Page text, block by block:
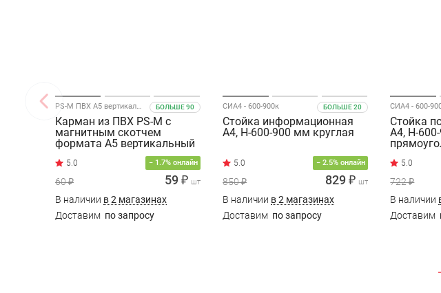
БОЛЬШЕ 90
PS-M ПВХ А5 вертикальный
Карман из ПВХ PS-M с
магнитным скотчем
формата A5 вертикальный
− 1.7% онлайн
60 ₽ 59 ₽ шт
В наличии в 2 магазинах
Доставим по запросу
БОЛЬШЕ 20
СИА4 - 600-900к
Стойка информационная
А4, Н-600-900 мм круглая
5.0 − 2.5% онлайн
850 ₽ 829 ₽ шт
В наличии в 2 магазинах
Доставим по запросу
СИА4 - 600-
Стойка
А4, Н-
5.0
722 ₽
В наличии
Доставим